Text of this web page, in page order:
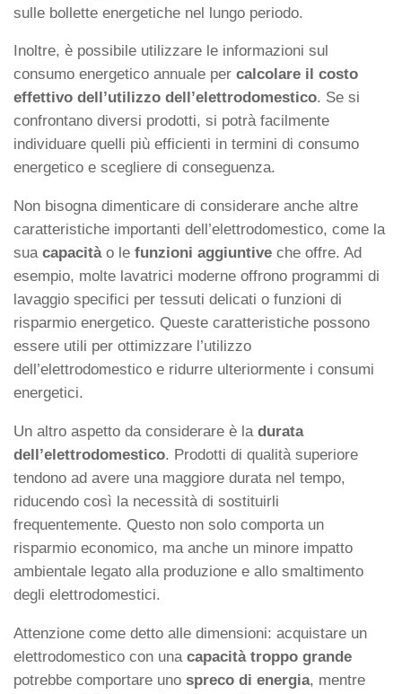
sulle bollette energetiche nel lungo periodo.
Inoltre, è possibile utilizzare le informazioni sul
consumo energetico annuale per calcolare il costo
effettivo dell’utilizzo dell’elettrodomestico. Se si
confrontano diversi prodotti, si potrà facilmente
individuare quelli più efficienti in termini di consumo
energetico e scegliere di conseguenza.
Non bisogna dimenticare di considerare anche altre
caratteristiche importanti dell’elettrodomestico, come la
sua capacitào le funzioni aggiuntive che offre. Ad
esempio, molte lavatrici moderne offrono programmi di
lavaggio specifici per tessuti delicati o funzioni di
risparmio energetico. Queste caratteristiche possono
essere utili per ottimizzare l’utilizzo
dell’elettrodomestico e ridurre ulteriormente i consumi
energetici.
Un altro aspetto da considerare è la durata
dell’elettrodomestico. Prodotti di qualità superiore
tendono ad avere una maggiore durata nel tempo,
riducendo così la necessità di sostituirli
frequentemente. Questo non solo comporta un
risparmio economico, ma anche un minore impatto
ambientale legato alla produzione e allo smaltimento
degli elettrodomestici.
Attenzione come detto alle dimensioni: acquistare un
elettrodomestico con una capacità troppo grande
potrebbe comportare uno spreco di energia, mentre